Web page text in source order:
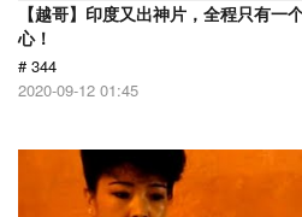
【越哥】印度又出神片，全程只有一
心！
# 344
2020-09-12 01:45